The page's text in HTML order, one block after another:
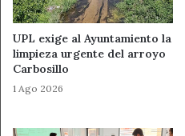
UPL exige al Ayuntamiento la
limpieza urgente del arroyo
Carbosillo
1 Ago 2026